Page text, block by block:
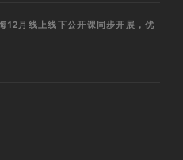
12月线上线下公开课同步开展，优